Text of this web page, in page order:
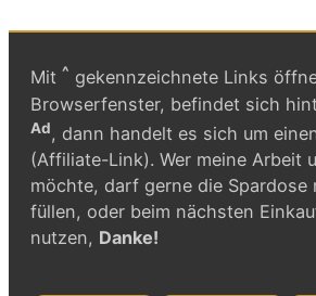
Mit ^ gekennzeichnete Links
Browserfenster, befindet sich
Ad, dann handelt es sich um
(Affiliate-Link). Wer meine Arbeit
möchte, darf gerne die Spardose
füllen, oder beim nächsten
nutzen, Danke!